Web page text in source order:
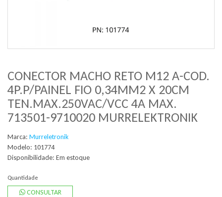
CONECTOR MACHO RETO M12 A-COD.
4P.P/PAINEL FIO 0,34MM2 X 20CM
TEN.MAX.250VAC/VCC 4A MAX.
713501-9710020 MURRELEKTRONIK
Marca: Murreletronik
Modelo: 101774
Disponibilidade: Em estoque
Quantidade
CONSULTAR